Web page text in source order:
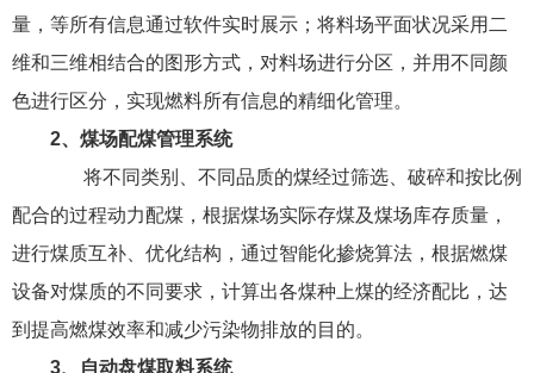
量，等所有信息通过软件实时展示；将料场平面状况采用二
维和三维相结合的图形方式，对料场进行分区，并用不同颜
色进行区分，实现燃料所有信息的精细化管理。
2、煤场配煤管理系统
将不同类别、不同品质的煤经过筛选、破碎和按比例
配合的过程动力配煤，根据煤场实际存煤及煤场库存质量，
进行煤质互补、优化结构，通过智能化掺烧算法，根据燃煤
设备对煤质的不同要求，计算出各煤种上煤的经济配比，达
到提高燃煤效率和减少污染物排放的目的。
3、自动盘煤取料系统